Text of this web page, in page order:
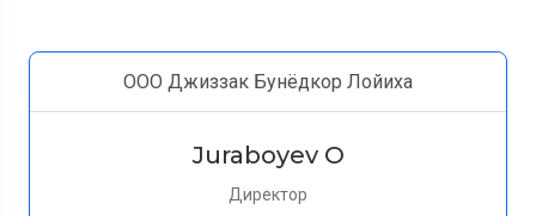
ООО Джиззак Бунёдкор Лойиха
Juraboyev O
Директор